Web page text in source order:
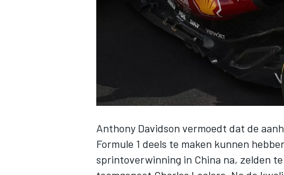
WEC
Anthony Davidson vermoedt dat de
Formule 1 deels te maken kunnen
sprintoverwinning in China na, zelden